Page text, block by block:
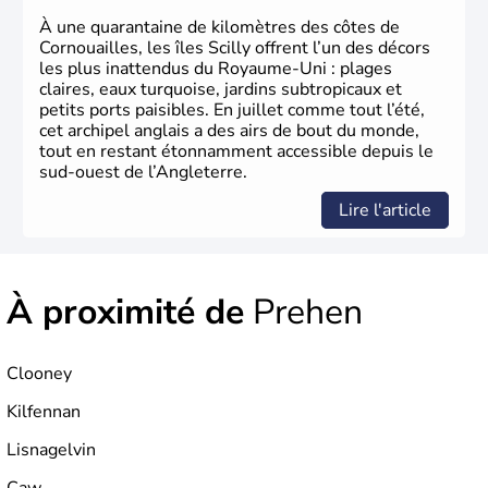
l’innovation. Il devient en 1807 la première nation à abolir
commerce d’esclaves. Membre de l’Union Européenne
à partir de 1973, le Royaume-Uniengage, dès les années
1980, d’importantesréformes économiquesfondées sur
lelibéralisme, influençant durablement son
développement. Sonhistoire richecontinue de marquer
sa culture et son rayonnement international.
À une quarantaine de kilomètres des côtes de
Cornouailles, les îles Scilly offrent l’un des décors
les plus inattendus du Royaume-Uni : plages
claires, eaux turquoise, jardins subtropicaux et
petits ports paisibles. En juillet comme tout l’été,
cet archipel anglais a des airs de bout du monde,
tout en restant étonnamment accessible depuis le
sud-ouest de l’Angleterre.
Lire l'article
À proximité de Prehen
Clooney
Kilfennan
Lisnagelvin